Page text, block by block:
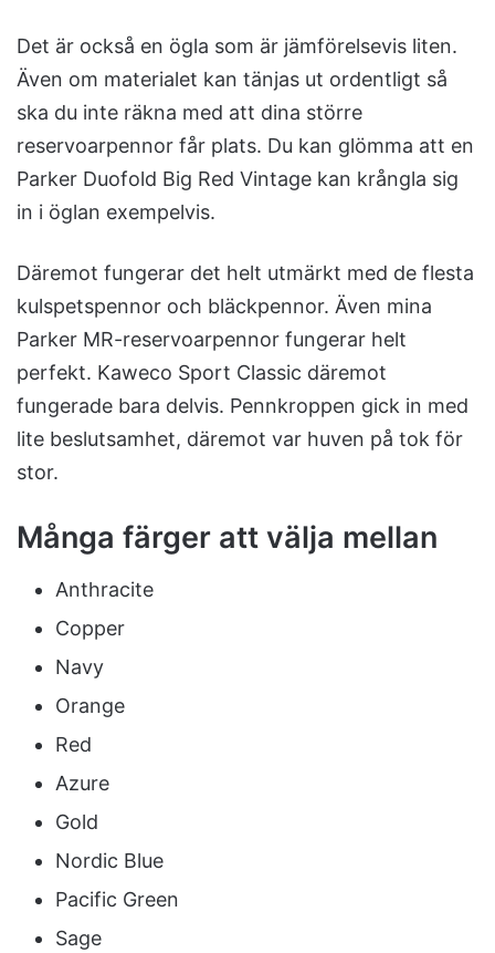
Det är också en ögla som är jämförelsevis liten.
Även om materialet kan tänjas ut ordentligt så
ska du inte räkna med att dina större
reservoarpennor får plats. Du kan glömma att en
Parker Duofold Big Red Vintage kan krångla sig
in i öglan exempelvis.
Däremot fungerar det helt utmärkt med de flesta
kulspetspennor och bläckpennor. Även mina
Parker MR-reservoarpennor fungerar helt
perfekt. Kaweco Sport Classic däremot
fungerade bara delvis. Pennkroppen gick in med
lite beslutsamhet, däremot var huven på tok för
stor.
Många färger att välja mellan
Anthracite
Copper
Navy
Orange
Red
Azure
Gold
Nordic Blue
Pacific Green
Sage